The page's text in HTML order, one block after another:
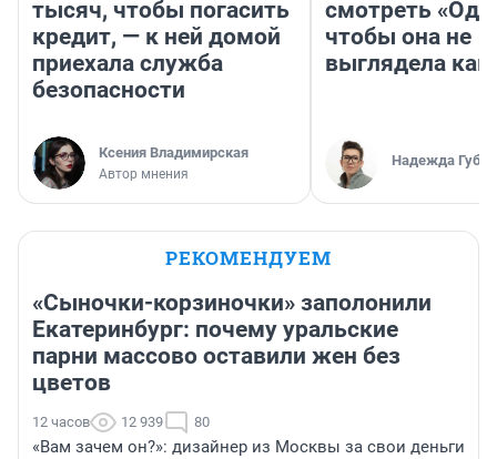
тысяч, чтобы погасить
кредит, — к ней домой
приехала служба
безопасности
Ксения Владимирская
Автор мнения
смотреть
чтобы она не
выглядела как
Надежда
РЕКОМЕНДУЕМ
«Сыночки-корзиночки» заполонили
Екатеринбург: почему уральские
парни массово оставили жен без
цветов
12 часов 12 939 80
«Вам зачем он?»: дизайнер из Москвы за свои деньги